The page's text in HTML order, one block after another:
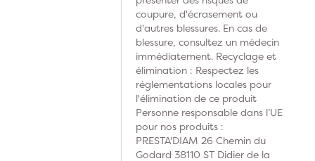
coupure, d'écrasement ou
d'autres blessures. En cas de
blessure, consultez un médecin
immédiatement. Recyclage et
élimination : Respectez les
réglementations locales pour
l'élimination de ce produit
Personne responsable dans l’UE
pour nos produits :
PRESTA'DIAM 26 Chemin du
Godard 38110 ST Didier de la